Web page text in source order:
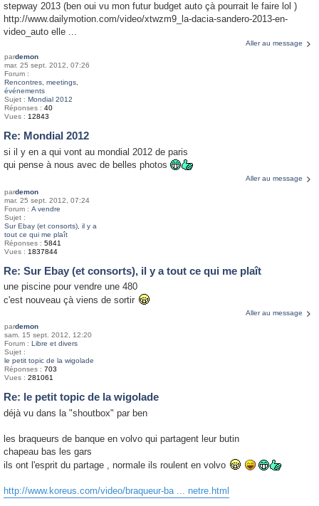
stepway 2013 (ben oui vu mon futur budget auto çà pourrait le faire lol )
http://www.dailymotion.com/video/xtwzm9_la-dacia-sandero-2013-en-
video_auto elle ...
Aller au message
pardemon
mar. 25 sept. 2012, 07:26
Forum :
Rencontres, meetings,
événements
Sujet : Mondial 2012
Réponses : 40
Vues : 12843
Re: Mondial 2012
si il y en a qui vont au mondial 2012 de paris
qui pense à nous avec de belles photos
Aller au message
pardemon
mar. 25 sept. 2012, 07:24
Forum : A vendre
Sujet :
Sur Ebay (et consorts), il y a
tout ce qui me plaît
Réponses : 5841
Vues : 1837844
Re: Sur Ebay (et consorts), il y a tout ce qui me plaît
une piscine pour vendre une 480
c'est nouveau çà viens de sortir
Aller au message
pardemon
sam. 15 sept. 2012, 12:20
Forum : Libre et divers
Sujet :
le petit topic de la wigolade
Réponses : 703
Vues : 281061
Re: le petit topic de la wigolade
déjà vu dans la "shoutbox" par ben
les braqueurs de banque en volvo qui partagent leur butin
chapeau bas les gars
ils ont l'esprit du partage , normale ils roulent en volvo
http://www.koreus.com/video/braqueur-ba ... netre.html